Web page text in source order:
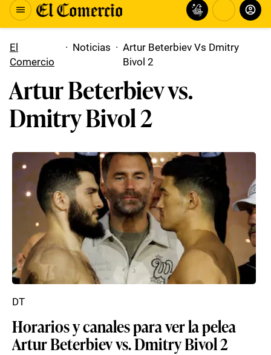
El
Comercio
· Noticias · Artur Beterbiev Vs Dmitry
Bivol 2
Artur Beterbiev vs.
Dmitry Bivol 2
Horarios y canales para ver la pelea
Artur Beterbiev vs. Dmitry Bivol 2
DT